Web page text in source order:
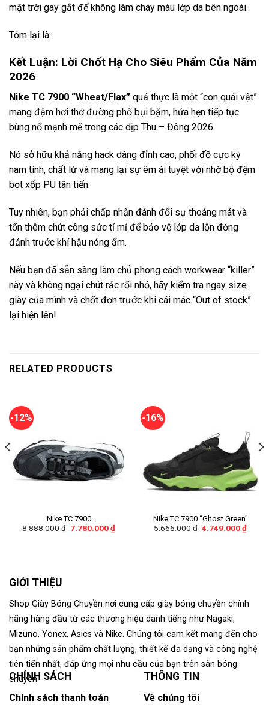
mặt trời gay gắt để không làm cháy màu lớp da bên ngoài.
Tóm lại là:
Kết Luận: Lời Chốt Hạ Cho Siêu Phẩm Của Năm
2026
Nike TC 7900 “Wheat/Flax” quả thực là một “con quái vật”
mang đậm hơi thở đường phố bụi bặm, hứa hẹn tiếp tục
bùng nổ mạnh mẽ trong các dịp Thu – Đông 2026.
Nó sở hữu khả năng hack dáng đỉnh cao, phối đồ cực kỳ
nam tính, chất lừ và mang lại sự êm ái tuyệt vời nhờ bộ đệm
bọt xốp PU tân tiến.
Tuy nhiên, bạn phải chấp nhận đánh đổi sự thoáng mát và
tốn thêm chút công sức tỉ mỉ để bảo vệ lớp da lộn đỏng
đảnh trước khí hậu nóng ẩm.
Nếu bạn đã sẵn sàng làm chủ phong cách workwear “killer”
này và không ngại chút rắc rối nhỏ, hãy kiểm tra ngay size
giày của mình và chốt đơn trước khi cái mác “Out of stock”
lại hiện lên!
RELATED PRODUCTS
-12%
Nike TC 7900
“Black/Anthracite”
8.888.000₫ 7.780.000₫
-16%
Nike TC 7900 “Ghost Green”
5.666.000₫ 4.749.000₫
GIỚI THIỆU
Shop Giày Bóng Chuyền nơi cung cấp giày bóng chuyền chính
hãng hàng đầu từ các thương hiệu danh tiếng như Nagaki,
Mizuno, Yonex, Asics và Nike. Chúng tôi cam kết mang đến cho
bạn những sản phẩm chất lượng, thiết kế đa dạng và công nghệ
tiên tiến nhất, đáp ứng mọi nhu cầu của bạn trên sân bóng
chuyền.
CHÍNH SÁCH
Chính sách thanh toán
THÔNG TIN
Về chúng tôi